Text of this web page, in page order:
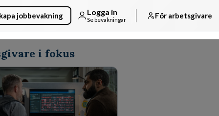
jobbevakning Logga in
Se bevakningar För arbetsgivare
i fokus